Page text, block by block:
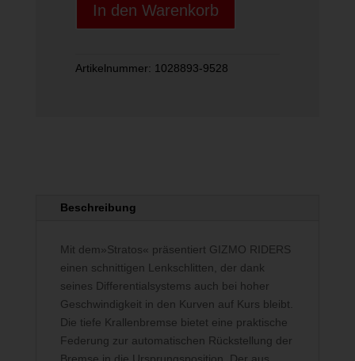
In den Warenkorb
Artikelnummer: 1028893-9528
Beschreibung
Mit dem»Stratos« präsentiert GIZMO RIDERS
einen schnittigen Lenkschlitten, der dank
seines Differentialsystems auch bei hoher
Geschwindigkeit in den Kurven auf Kurs bleibt.
Die tiefe Krallenbremse bietet eine praktische
Federung zur automatischen Rückstellung der